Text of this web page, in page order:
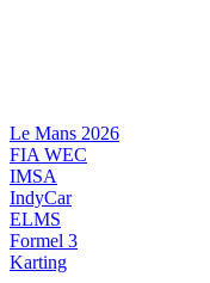
Le Mans 2026
FIA WEC
IMSA
IndyCar
ELMS
Formel 3
Karting